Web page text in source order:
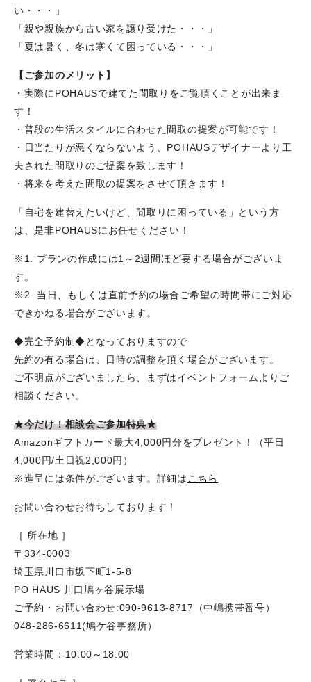
い・・・」
「親や親族から古い家を譲り受けた・・・」
「夏は暑く、冬は寒くて困っている・・・」
【ご参加のメリット】
・実際にPOHAUSで建てた間取りをご覧頂くことが出来ま
す！
・普段の生活スタイルに合わせた間取の提案が可能です！
・日当たりが悪くならないよう、POHAUSデザイナーより工
夫された間取りのご提案を致します！
・将来を考えた間取の提案をさせて頂きます！
「自宅を建替えたいけど、間取りに困っている」という方
は、是非POHAUSにお任せください！
※1. プランの作成には1～2週間ほど要する場合がございま
す。
※2. 当日、もしくは直前予約の場合ご希望の時間帯にご対応
できかねる場合がございます。
◆完全予約制◆となっておりますので
先約の有る場合は、日時の調整を頂く場合がございます。
ご不明点がございましたら、まずはイベントフォームよりご
相談ください。
★今だけ！相談会ご参加特典★
Amazonギフトカード最大4,000円分をプレゼント！（平日
4,000円/土日祝2,000円）
※進呈には条件がございます。詳細は こちら
お問い合わせお待ちしております！
［ 所在地 ］
〒334-0003
埼玉県川口市坂下町1-5-8
PO HAUS 川口鳩ヶ谷展示場
ご予約・お問い合わせ:090-9613-8717（中嶋携帯番号）
048-286-6611(鳩ケ谷事務所）
営業時間：10:00～18:00